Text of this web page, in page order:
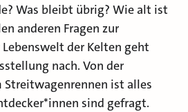
Was bleibt übrig? Wie alt ist
anderen Fragen zur
der Kelten geht
nach. Von der
Streitwagenrennen ist alles
sind gefragt.